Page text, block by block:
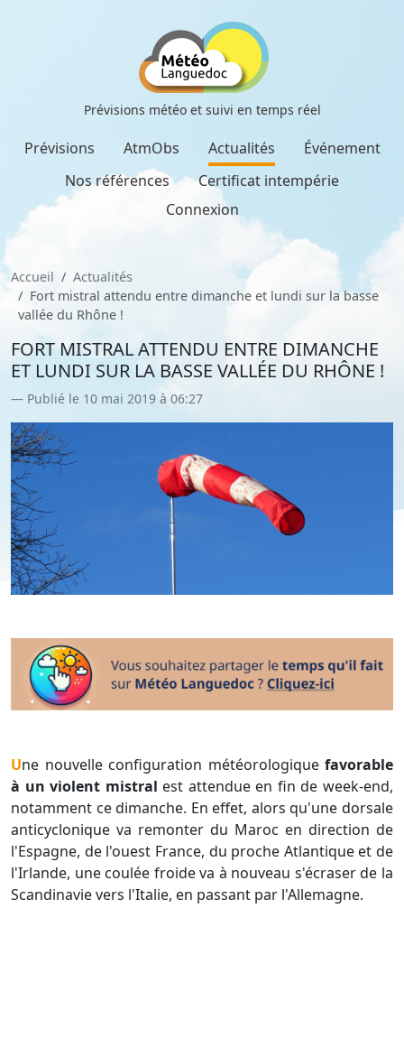
Prévisions météo et suivi en temps réel
Prévisions AtmObs Actualités
Événement
Nos références
Certificat intempérie
Connexion
Accueil
Actualités
Fort mistral attendu entre dimanche et lundi sur la basse
vallée du Rhône !
FORT MISTRAL ATTENDU ENTRE DIMANCHE
ET LUNDI SUR LA BASSE VALLÉE DU RHÔNE !
Publié le 10 mai 2019 à 06:27
Une nouvelle configuration météorologique favorable
à un violent mistral est attendue en fin de week-end,
notamment ce dimanche. En effet, alors qu'une dorsale
anticyclonique va remonter du Maroc en direction de
l'Espagne, de l'ouest France, du proche Atlantique et de
l'Irlande, une coulée froide va à nouveau s'écraser de la
Scandinavie vers l'Italie, en passant par l'Allemagne.